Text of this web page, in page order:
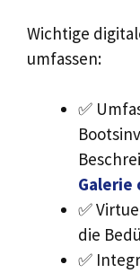
Wichtige
umfassen:
✅
Galerie
✅
die
✅